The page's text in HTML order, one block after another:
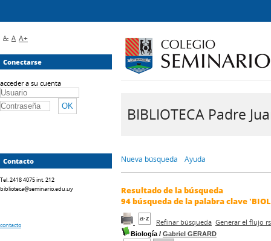
BIBLIOTECA Padre
Nueva búsqueda Ayuda
Resultado de la búsqueda
94búsqueda de la palabra clave
Refinar búsqueda Generar el flujo
Biología / Gabriel GERARD
A- A A+
Conectarse
acceder a su cuenta
Contacto
Tel. 2418 4075 int. 212
biblioteca@seminario.edu.uy
contacto